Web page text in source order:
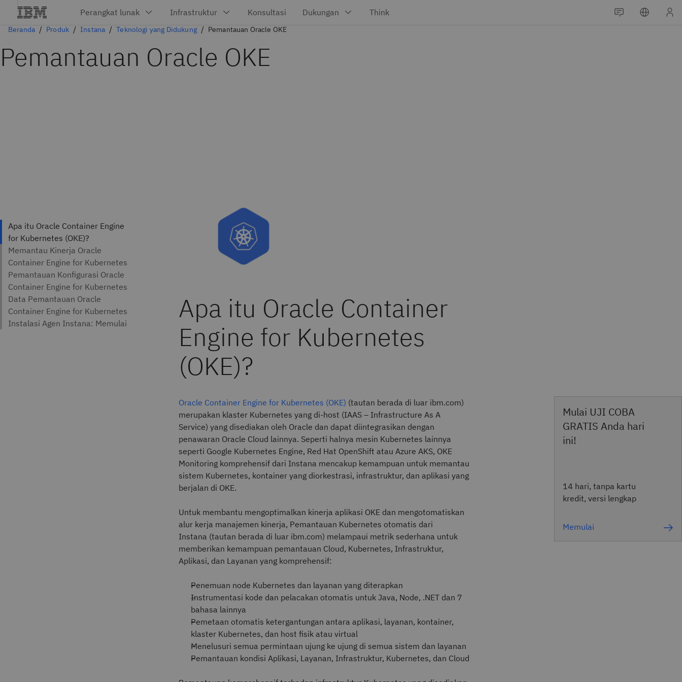
Beranda Produk Instana Teknologi yang Didukung Pemantauan Oracle OKE
Pemantauan Oracle OKE
Oracle Container Engine for Kubernetes (OKE) (tautan berada di luar ibm.com)
merupakan klaster Kubernetes yang di-host (IAAS – Infrastructure As A
Service) yang disediakan oleh Oracle dan dapat diintegrasikan dengan
penawaran Oracle Cloud lainnya. Seperti halnya mesin Kubernetes lainnya
seperti Google Kubernetes Engine, Red Hat OpenShift atau Azure AKS, OKE
Monitoring komprehensif dari Instana mencakup kemampuan untuk memantau
sistem Kubernetes, kontainer yang diorkestrasi, infrastruktur, dan aplikasi yang
berjalan di OKE.
Untuk membantu mengoptimalkan kinerja aplikasi OKE dan mengotomatiskan
alur kerja manajemen kinerja, Pemantauan Kubernetes otomatis dari
Instana (tautan berada di luar ibm.com) melampaui metrik sederhana untuk
memberikan kemampuan pemantauan Cloud, Kubernetes, Infrastruktur,
Aplikasi, dan Layanan yang komprehensif:
Penemuan node Kubernetes dan layanan yang diterapkan
Instrumentasi kode dan pelacakan otomatis untuk Java, Node, .NET dan 7
bahasa lainnya
Pemetaan otomatis ketergantungan antara aplikasi, layanan, kontainer,
klaster Kubernetes, dan host fisik atau virtual
Menelusuri semua permintaan ujung ke ujung di semua sistem dan layanan
Pemantauan kondisi Aplikasi, Layanan, Infrastruktur, Kubernetes, dan Cloud
Mulai UJI COBA
GRATIS Anda hari
ini!
14 hari, tanpa kartu
kredit, versi lengkap
Memulai